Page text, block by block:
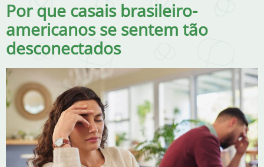
Por que casais brasileiro-
americanos se sentem tão
desconectados